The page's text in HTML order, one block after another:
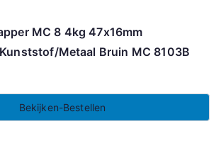
MC 8 4kg 47x16mm
Metaal Bruin MC 8103B
Bekijken-Bestellen